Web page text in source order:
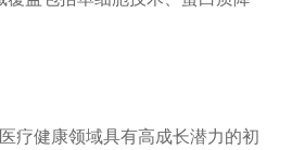
疗健康领域具有高成长潜力的初